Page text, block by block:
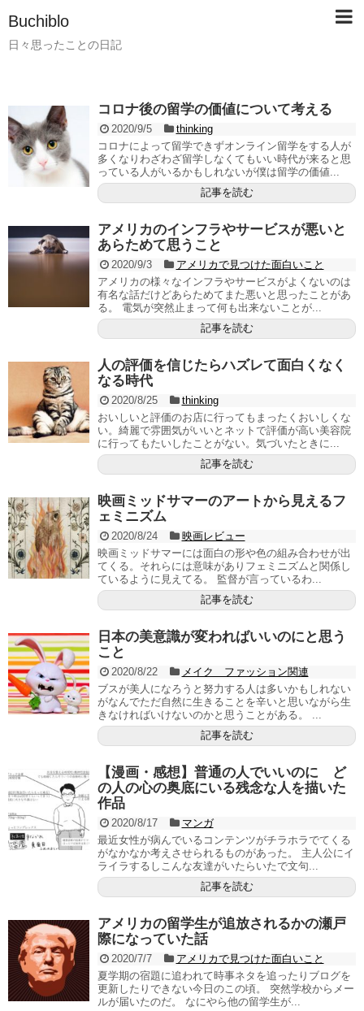
Buchiblo
日々思ったことの日記
コロナ後の留学の価値について考える
2020/9/5
thinking
コロナによって留学できずオンライン留学をする人が
多くなりわざわざ留学しなくてもいい時代が来ると思
っている人がいるかもしれないが僕は留学の価値...
記事を読む
アメリカのインフラやサービスが悪いと
あらためて思うこと
2020/9/3
アメリカで見つけた面白いこと
アメリカの様々なインフラやサービスがよくないのは
有名な話だけどあらためてまた悪いと思ったことがあ
る。 電気が突然止まって何も出来ないことが...
記事を読む
人の評価を信じたらハズレて面白くなく
なる時代
2020/8/25
thinking
おいしいと評価のお店に行ってもまったくおいしくな
い。綺麗で雰囲気がいいとネットで評価が高い美容院
に行ってもたいしたことがない。気づいたときに...
記事を読む
映画ミッドサマーのアートから見えるフ
ェミニズム
2020/8/24
映画レビュー
映画ミッドサマーには面白の形や色の組み合わせが出
てくる。それらには意味がありフェミニズムと関係し
ているように見えてる。 監督が言っているわ...
記事を読む
日本の美意識が変わればいいのにと思う
こと
2020/8/22
メイク ファッション関連
ブスが美人になろうと努力する人は多いかもしれない
がなんでただ自然に生きることを辛いと思いながら生
きなければいけないのかと思うことがある。 ...
記事を読む
【漫画・感想】普通の人でいいのに ど
の人の心の奥底にいる残念な人を描いた
作品
2020/8/17
マンガ
最近女性が病んでいるコンテンツがチラホラでてくる
がなかなか考えさせられるものがあった。 主人公にイ
ライラするしこんな友達がいたらいたで文句...
記事を読む
アメリカの留学生が追放されるかの瀬戸
際になっていた話
2020/7/7
アメリカで見つけた面白いこと
夏学期の宿題に追われて時事ネタを追ったりブログを
更新したりできない今日のこの頃。 突然学校からメー
ルが届いたのだ。 なにやら他の留学生が...